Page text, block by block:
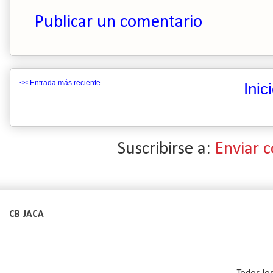
Publicar un comentario
<< Entrada más reciente
Suscribirse a: Enviar
CB JACA